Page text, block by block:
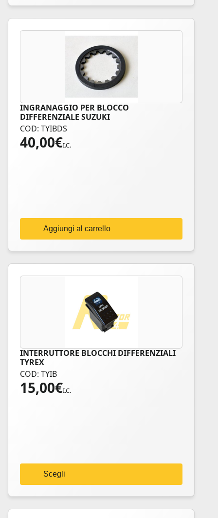
INGRANAGGIO PER BLOCCO
DIFFERENZIALE SUZUKI
COD: TYIBDS
40,00€I.C.
Aggiungi al carrello
INTERRUTTORE BLOCCHI DIFFERENZIALI
TYREX
COD: TYIB
15,00€I.C.
Scegli
Questo
prodotto
ha
più
pagina
del